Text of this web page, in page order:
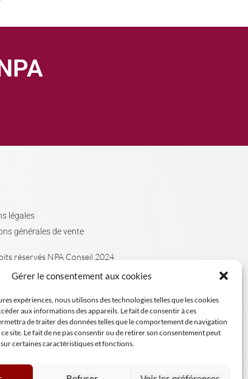
Gérer le consentement aux cookies
expériences, nous utilisons des technologies telles que les cookies
aux informations des appareils. Le fait de consentir à ces
de traiter des données telles que le comportement de navigation
site. Le fait de ne pas consentir ou de retirer son consentement peut
certaines caractéristiques et fonctions.
légales
générales de vente
réservés NPA Conseil 2024